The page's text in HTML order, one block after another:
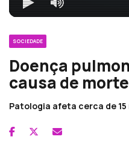
SOCIEDADE
Doença
causa de
Patologia afeta cerca de